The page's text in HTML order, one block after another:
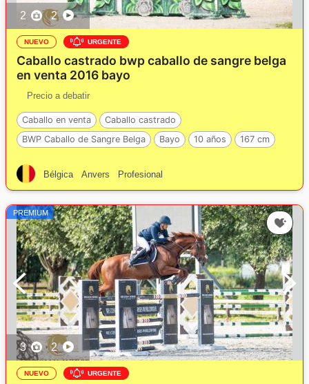
2 2
NUEVO URGENTE
Caballo castrado bwp caballo de sangre belga
en venta 2016 bayo
Precio a debatir
Caballo en venta
Caballo castrado
BWP Caballo de Sangre Belga
Bayo 10 años 167 cm
Bélgica Anvers Profesional
PREMIUM
3 2
NUEVO URGENTE